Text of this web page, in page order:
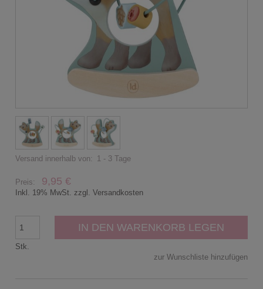
Versand innerhalb von: 1 - 3 Tage
Preis: 9,95 €
Inkl. 19% MwSt. zzgl. Versandkosten
Stk.
IN DEN WARENKORB LEGEN
zur Wunschliste hinzufügen